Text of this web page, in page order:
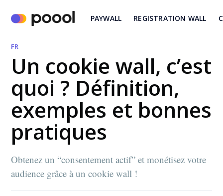
PAYWALL REGISTRATION WALL
FR
Un cookie wall, c’est
quoi ? Définition,
exemples et bonnes
pratiques
Obtenez un “consentement actif” et monétisez votre
audience grâce à un cookie wall !